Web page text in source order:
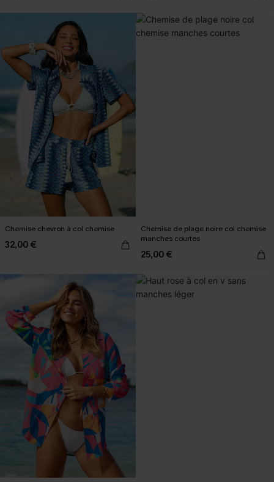
Chemise chevron à col chemise
32,00 €
Chemise de plage noire col chemise
manches courtes
25,00 €